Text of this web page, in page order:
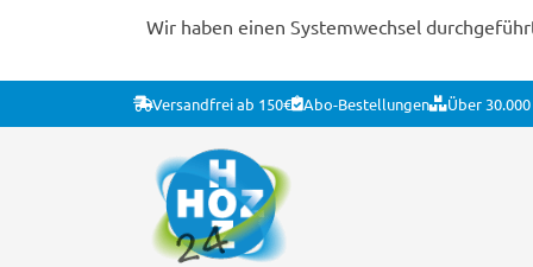
Wir haben einen Systemwechsel
Versandfrei ab 150€ Abo-Bestellungen Über